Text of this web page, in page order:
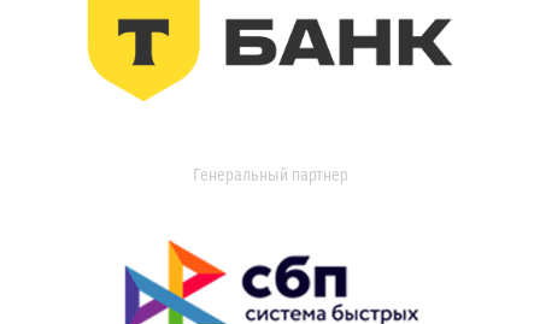
Генеральный партнер